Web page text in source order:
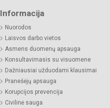
Informacija
Nuorodos
Laisvos darbo vietos
Asmens duomenų apsauga
Konsultavimasis su visuomene
Dažniausiai užduodami klausimai
Pranešėjų apsauga
Korupcijos prevencija
Civilinė sauga